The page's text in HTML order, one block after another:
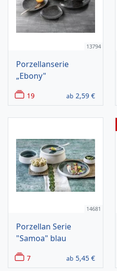
13794
Porzellanserie
„Ebony"
19 ab 2,59 €
14681
Porzellan Serie
"Samoa" blau
7 ab 5,45 €